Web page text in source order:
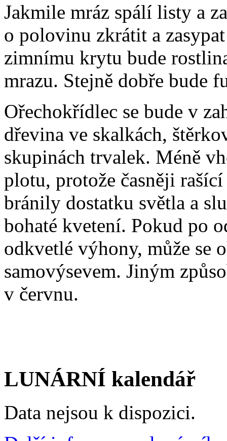
Jakmile mráz spálí listy a
o polovinu zkrátit a
zimnímu krytu bude
mrazu. Stejně dobře bude
Ořechokřídlec se bude v
dřevina ve skalkách,
skupinách trvalek. Méně
plotu, protože časněji
bránily dostatku světla a
bohaté kvetení. Pokud po
odkvetlé výhony, může se
samovýsevem. Jiným
v červnu.
LUNÁRNÍ kalendář
Data nejsou k dispozici.